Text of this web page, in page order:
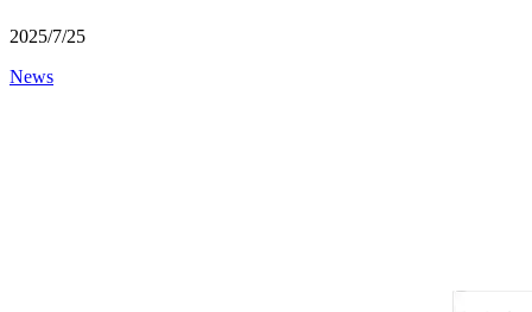
2025/7/25
News